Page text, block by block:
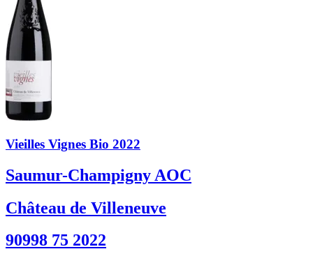
Vieilles Vignes Bio 2022
Saumur-Champigny AOC
Château de Villeneuve
90998 75 2022